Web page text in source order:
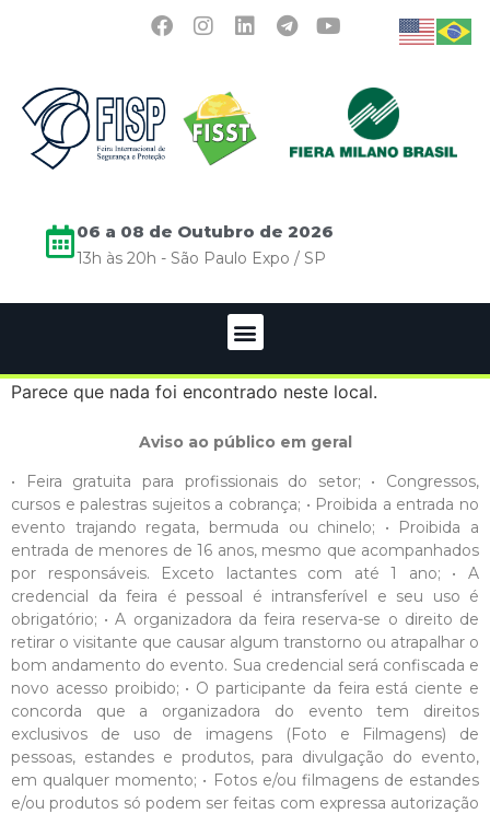
06 a 08 de Outubro de 2026
13h às 20h - São Paulo Expo / SP
Parece que nada foi encontrado neste local.
Aviso ao público em geral
• Feira gratuita para profissionais do setor; • Congressos,
cursos e palestras sujeitos a cobrança; • Proibida a entrada no
evento trajando regata, bermuda ou chinelo; • Proibida a
entrada de menores de 16 anos, mesmo que acompanhados
por responsáveis. Exceto lactantes com até 1 ano; • A
credencial da feira é pessoal é intransferível e seu uso é
obrigatório; • A organizadora da feira reserva-se o direito de
retirar o visitante que causar algum transtorno ou atrapalhar o
bom andamento do evento. Sua credencial será confiscada e
novo acesso proibido; • O participante da feira está ciente e
concorda que a organizadora do evento tem direitos
exclusivos de uso de imagens (Foto e Filmagens) de
pessoas, estandes e produtos, para divulgação do evento,
em qualquer momento; • Fotos e/ou filmagens de estandes
e/ou produtos só podem ser feitas com expressa autorização